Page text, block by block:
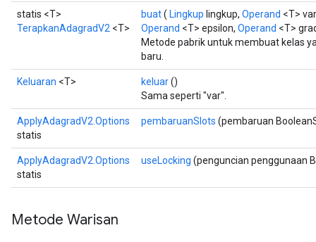
statis <T>
TerapkanAdagradV2 <T>
buat( Lingkup lingkup, Operand <T>
Operand <T> epsilon, Operand <T>
Metode pabrik untuk membuat kelas
baru.
Keluaran <T> keluar()
Sama seperti "var".
ApplyAdagradV2.Options
statis
pembaruanSlots (pembaruan
ApplyAdagradV2.Options
statis
useLocking (penguncian penggunaan
Metode Warisan